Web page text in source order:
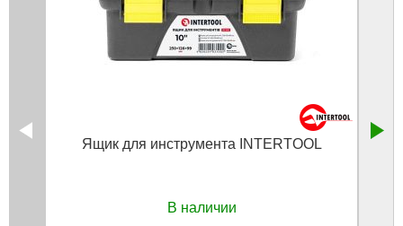
Ящик для инструмента INTERTOOL
В наличии